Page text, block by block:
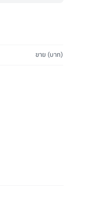
ขาย (บาท)